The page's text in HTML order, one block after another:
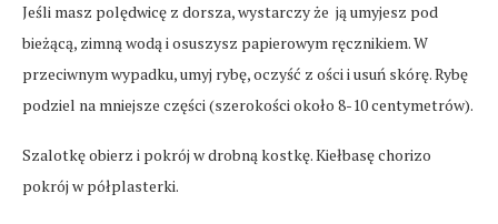
Jeśli masz polędwicę z dorsza, wystarczy że ją umyjesz pod
bieżącą, zimną wodą i osuszysz papierowym ręcznikiem. W
przeciwnym wypadku, umyj rybę, oczyść z ości i usuń skórę. Rybę
podziel na mniejsze części (szerokości około 8-10 centymetrów).
Szalotkę obierz i pokrój w drobną kostkę. Kiełbasę chorizo
pokrój w półplasterki.